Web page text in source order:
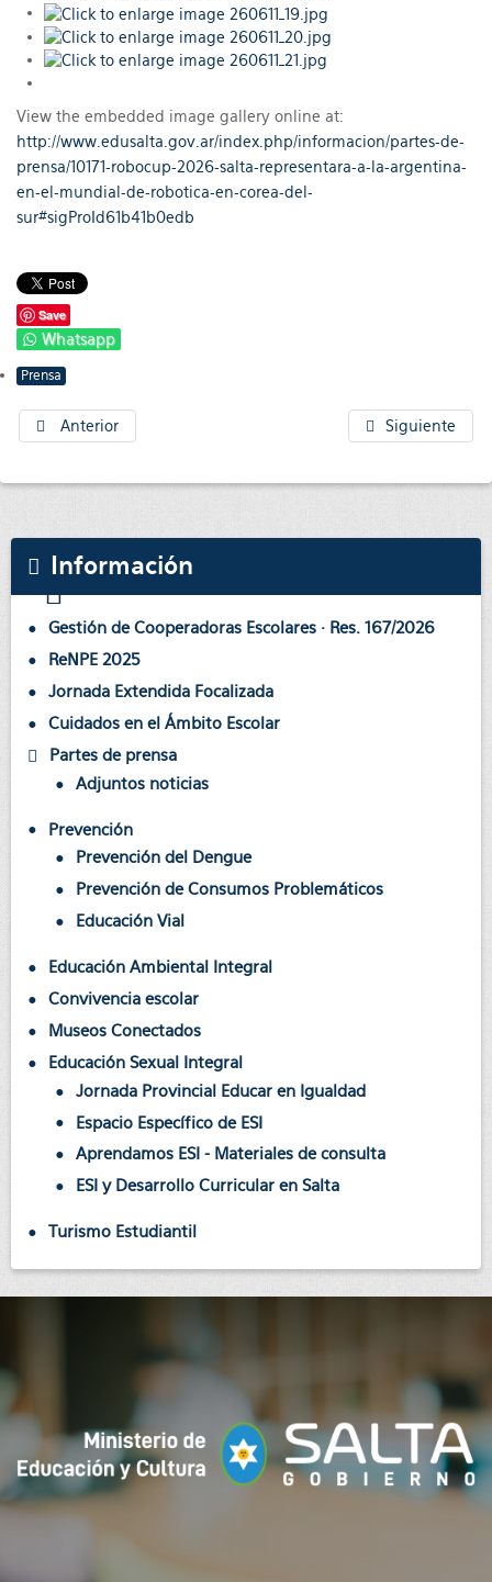
View the embedded image gallery online at:
http://www.edusalta.gov.ar/index.php/informacion/partes-de-
prensa/10171-robocup-2026-salta-representara-a-la-argentina-
en-el-mundial-de-robotica-en-corea-del-
sur#sigProId61b41b0edb
Save
Whatsapp
Prensa
Anterior Siguiente
Información
Gestión de Cooperadoras Escolares · Res. 167/2026
ReNPE 2025
Jornada Extendida Focalizada
Cuidados en el Ámbito Escolar
Partes de prensa
Adjuntos noticias
Prevención
Prevención del Dengue
Prevención de Consumos Problemáticos
Educación Vial
Educación Ambiental Integral
Convivencia escolar
Museos Conectados
Educación Sexual Integral
Jornada Provincial Educar en Igualdad
Espacio Específico de ESI
Aprendamos ESI - Materiales de consulta
ESI y Desarrollo Curricular en Salta
Turismo Estudiantil